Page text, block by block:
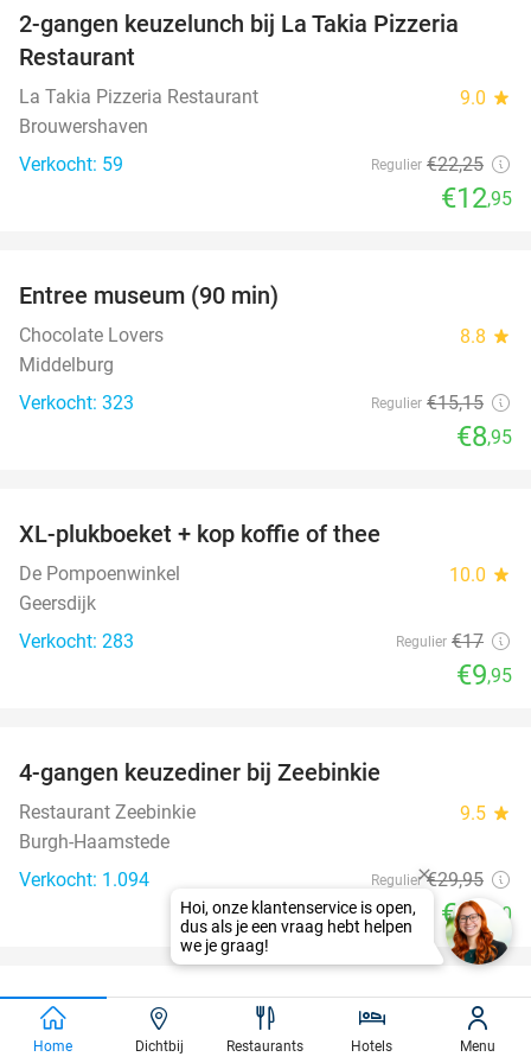
2-gangen keuzelunch bij La Takia Pizzeria
Restaurant
La Takia Pizzeria Restaurant 9.0 star
Brouwershaven
Verkocht: 59
Regulier €22,25
€12,95
Entree museum (90 min)
Chocolate Lovers 8.8 star
Middelburg
Verkocht: 323
Regulier €15,15
€8,95
XL-plukboeket + kop koffie of thee
De Pompoenwinkel 10.0 star
Geersdijk
Verkocht: 283
Regulier €17
€9,95
4-gangen keuzediner bij Zeebinkie
Restaurant Zeebinkie 9.5 star
Burgh-Haamstede
Verkocht: 1.094
Regulier €29,95
€16 ,50
100%
favorite_border
75 dagen gratis luisterboeken en e-books
BookBeat
Home Dichtbij Restaurants Hotels Menu